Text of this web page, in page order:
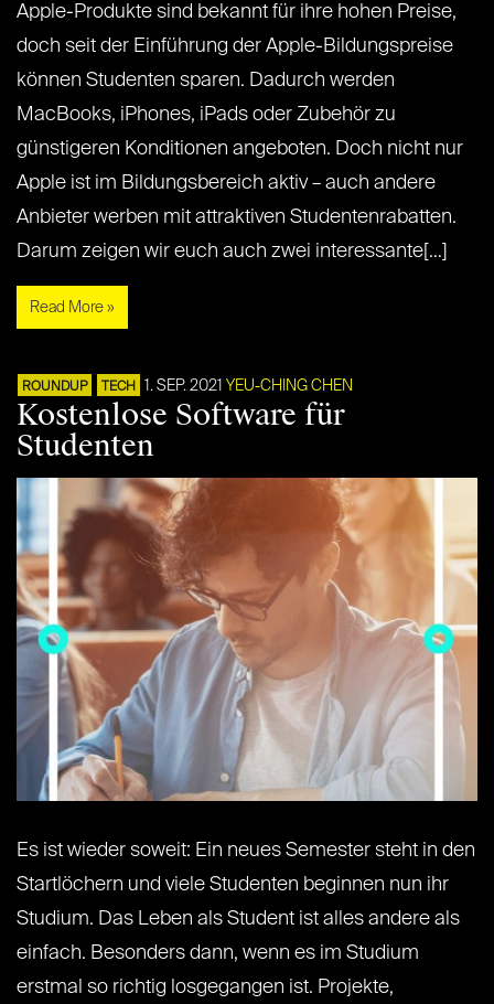
Apple-Produkte sind bekannt für ihre hohen Preise,
doch seit der Einführung der Apple-Bildungspreise
können Studenten sparen. Dadurch werden
MacBooks, iPhones, iPads oder Zubehör zu
günstigeren Konditionen angeboten. Doch nicht nur
Apple ist im Bildungsbereich aktiv – auch andere
Anbieter werben mit attraktiven Studentenrabatten.
Darum zeigen wir euch auch zwei interessante[…]
Read More »
ROUNDUP TECH 1. SEP. 2021 YEU-CHING CHEN
Kostenlose Software für
Studenten
Es ist wieder soweit: Ein neues Semester steht in den
Startlöchern und viele Studenten beginnen nun ihr
Studium. Das Leben als Student ist alles andere als
einfach. Besonders dann, wenn es im Studium
erstmal so richtig losgegangen ist. Projekte,